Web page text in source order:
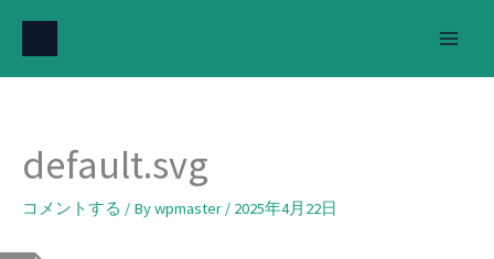
を
default.svg
コメントする / Bywpmaster / 2025年4月22日